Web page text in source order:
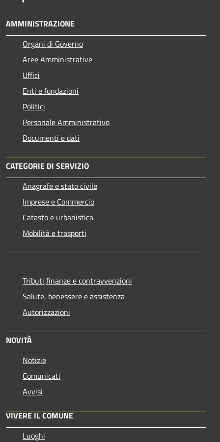
AMMINISTRAZIONE
Organi di Governo
Aree Amministrative
Uffici
Enti e fondazioni
Politici
Personale Amministrativo
Documenti e dati
CATEGORIE DI SERVIZIO
Anagrafe e stato civile
Imprese e Commercio
Catasto e urbanistica
Mobilità e trasporti
Tributi,finanze e contravvenzioni
Salute, benessere e assistenza
Autorizzazioni
NOVITÀ
Notizie
Comunicati
Avvisi
VIVERE IL COMUNE
Luoghi